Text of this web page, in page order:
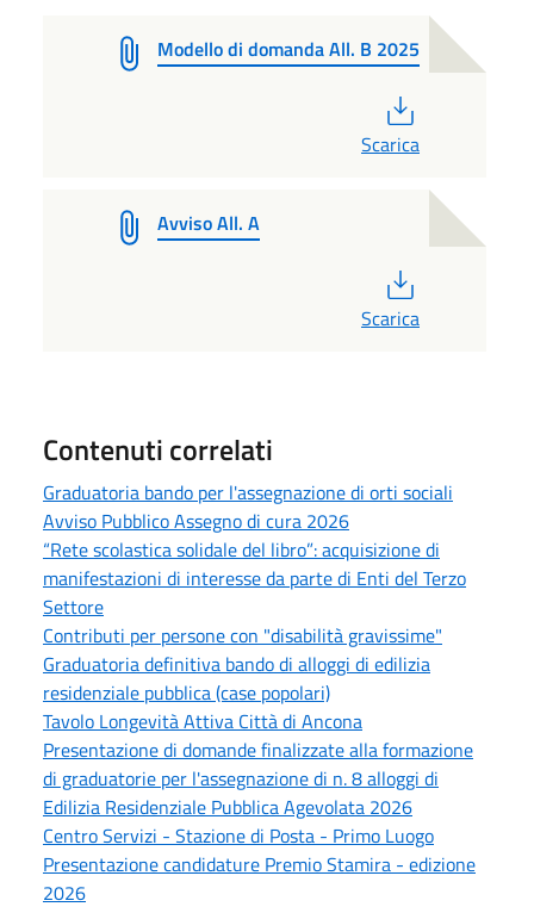
Modello di domanda All. B 2025
Scarica
Avviso All. A
Scarica
Contenuti correlati
Graduatoria bando per l'assegnazione di orti sociali
Avviso Pubblico Assegno di cura 2026
“Rete scolastica solidale del libro”: acquisizione di
manifestazioni di interesse da parte di Enti del Terzo
Settore
Contributi per persone con "disabilità gravissime"
Graduatoria definitiva bando di alloggi di edilizia
residenziale pubblica (case popolari)
Tavolo Longevità Attiva Città di Ancona
Presentazione di domande finalizzate alla formazione
di graduatorie per l'assegnazione di n. 8 alloggi di
Edilizia Residenziale Pubblica Agevolata 2026
Centro Servizi - Stazione di Posta - Primo Luogo
Presentazione candidature Premio Stamira - edizione
2026